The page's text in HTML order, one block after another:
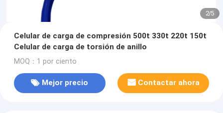
2/5
Celular de carga de compresión 500t 330t 220t 150t
Celular de carga de torsión de anillo
MOQ：1 por ciento
Mejor precio Contactar ahora